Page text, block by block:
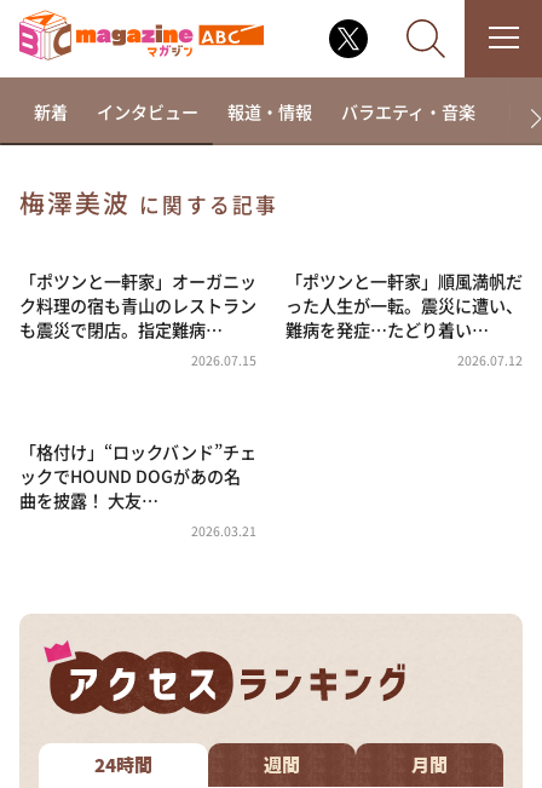
相席食堂
これ余談なんですけど・・・
～人生密着トークバラエティ！～ やすとものいたっ
news おかえり
河合＆A.B.C-Z塚田×福井アナ「なんでやねん！？」
（news おかえり）
教えて！ニュースライブ 正義のミカタ
ＬＩＦＥ～夢のカタチ～
新婚さんいらっしゃい！
新着 インタビュー 報道・情報 バラエティ・音楽 ド
梅澤美波 に関する記事
「ポツンと一軒家」オーガニッ
ク料理の宿も青山のレストラン
も震災で閉店。指定難病…
2026.07.15
「ポツンと一軒家」順風満帆だ
った人生が一転。震災に遭い、
難病を発症…たどり着い…
2026.07.12
「格付け」“ロックバンド”チェ
ックでHOUND DOGがあの名
曲を披露！ 大友…
2026.03.21
24時間 週間 月間